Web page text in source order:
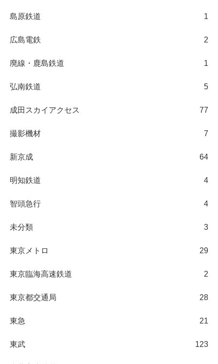
島原鉄道 1
広島電鉄 2
廃線・鹿島鉄道 1
弘南鉄道 5
成田スカイアクセス 77
撮影機材 7
新京成 64
明知鉄道 4
智頭急行 4
未分類 3
東京メトロ 29
東京臨海高速鉄道 2
東京都交通局 28
東急 21
東武 123